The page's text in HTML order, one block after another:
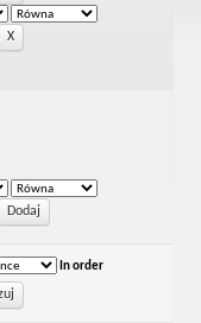
In order